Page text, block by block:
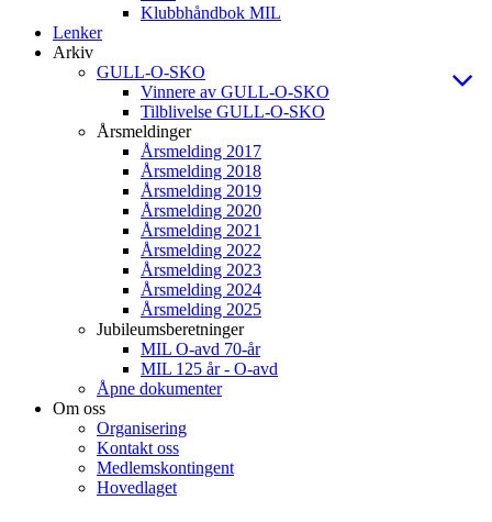
Klubbhåndbok MIL
Lenker
Arkiv
GULL-O-SKO
Vinnere av GULL-O-SKO
Tilblivelse GULL-O-SKO
Årsmeldinger
Årsmelding 2017
Årsmelding 2018
Årsmelding 2019
Årsmelding 2020
Årsmelding 2021
Årsmelding 2022
Årsmelding 2023
Årsmelding 2024
Årsmelding 2025
Jubileumsberetninger
MIL O-avd 70-år
MIL 125 år - O-avd
Åpne dokumenter
Om oss
Organisering
Kontakt oss
Medlemskontingent
Hovedlaget